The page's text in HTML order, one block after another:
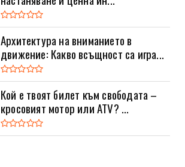
Архитектура на вниманието в
движение: Какво всъщност са игра...
Кой е твоят билет към свободата –
кросовият мотор или ATV? ...